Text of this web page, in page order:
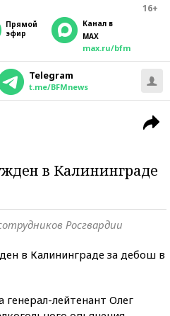
16+
прямой
эфир
Канал в
MAX
max.ru/bfm
Telegram
t.me/BFMnews
в Калининграде
Росгвардии
в Калининграде за дебош в
лейтенант Олег